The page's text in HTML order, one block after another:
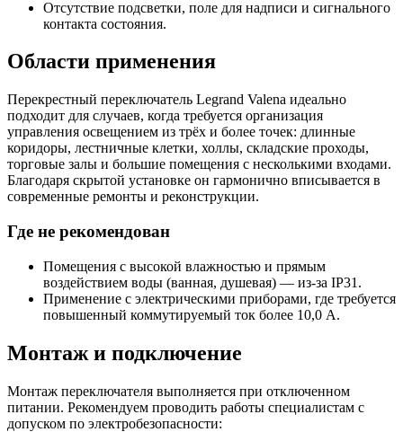
Отсутствие подсветки, поле для надписи и сигнального
контакта состояния.
Области применения
Перекрестный переключатель Legrand Valena идеально
подходит для случаев, когда требуется организация
управления освещением из трёх и более точек: длинные
коридоры, лестничные клетки, холлы, складские проходы,
торговые залы и большие помещения с несколькими входами.
Благодаря скрытой установке он гармонично вписывается в
современные ремонты и реконструкции.
Где не рекомендован
Помещения с высокой влажностью и прямым
воздействием воды (ванная, душевая) — из‑за IP31.
Применение с электрическими приборами, где требуется
повышенный коммутируемый ток более 10,0 А.
Монтаж и подключение
Монтаж переключателя выполняется при отключенном
питании. Рекомендуем проводить работы специалистам с
допуском по электробезопасности: